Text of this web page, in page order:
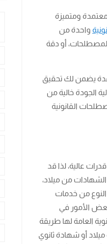
ومتميزة
واحدة من
أو دقة
يضمن لك تحقيق
الجودة خالية من
القانونية
عالية، لذا قد
الشهادات من ميلاد،
النوع من خدمات
بعض الأمور في
العامة لها طريقة
أو شهادة ثانوي